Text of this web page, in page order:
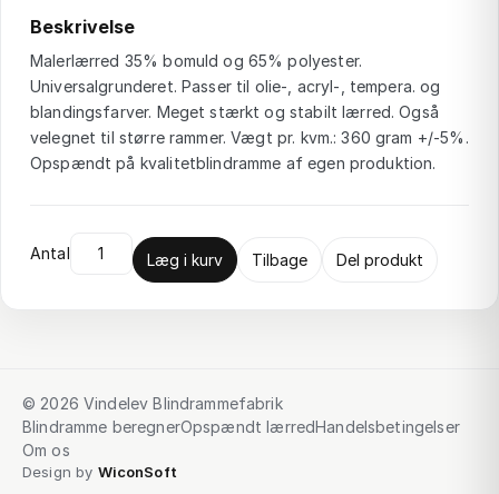
Beskrivelse
Malerlærred 35% bomuld og 65% polyester.
Universalgrunderet. Passer til olie-, acryl-, tempera. og
blandingsfarver. Meget stærkt og stabilt lærred. Også
velegnet til større rammer. Vægt pr. kvm.: 360 gram +/-5%.
Opspændt på kvalitetblindramme af egen produktion.
Antal Læg i kurv Tilbage Del produkt
© 2026 Vindelev Blindrammefabrik
Blindramme beregnerOpspændt lærredHandelsbetingelser
Om os
Design by WiconSoft